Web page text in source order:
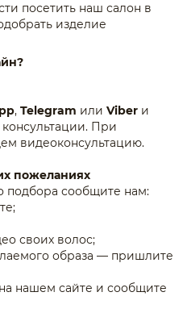
посетить наш салон в
изделие
, Telegram или Viber и
При
видеоконсультацию.
пожеланиях
подбора сообщите нам:
своих волос;
образа — пришлите
нашем сайте и сообщите